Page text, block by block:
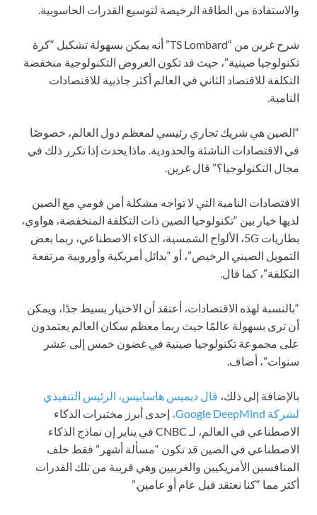
والاستفادة من الطاقة الرخيصة لتوسيع القدرات الحاسوبية.
شرح غرين من “TS Lombard” أنه يمكن بسهولة تشكيل “كرة
تكنولوجيا صينية”، حيث قد تكون العروض التكنولوجية منخفضة
التكلفة للاقتصاد الثاني في العالم أكثر جاذبية للاقتصادات
النامية.
“الصين هي شريك تجاري رئيسي لمعظم دول العالم، خصوصًا
في الاقتصادات الناشئة والحدودية. ماذا يحدث إذا تكرر ذلك في
مجال التكنولوجيا؟” قال غرين.
الاقتصادات النامية التي لا تواجه مشكلة أمن قومي مع الصين
لديها خيار بين “تكنولوجيا الصين ذات التكلفة المنخفضة، هواوي،
بطاريات 5G، الألواح الشمسية، الذكاء الاصطناعي، ربما بعض
التمويل الصيني الرخيص”، أو “بدائل أمريكية وأوروبية مرتفعة
التكلفة”، كما قال.
“بالنسبة لهذه الاقتصادات، أعتقد أن الاختيار بسيط جدًا، ويمكن
أن ترى بسهولة عالمًا حيث ربما معظم سكان العالم يعتمدون
على مجموعة تكنولوجيا صينية في غضون خمس إلى عشر
سنوات”، أضاف.
بالإضافة إلى ذلك، قال ديميس هاسابيس، الرئيس التنفيذي
لشركة Google DeepMind،
إحدى أبرز مختبرات الذكاء
الاصطناعي في العالم، لـ CNBC في يناير إن نماذج الذكاء
الاصطناعي في الصين قد تكون “مسألة أشهر” فقط خلف
المنافسين الأمريكيين والغربيين وهي قريبة من تلك القدرات
أكثر مما “كنا نعتقد قبل عام أو عامين.”